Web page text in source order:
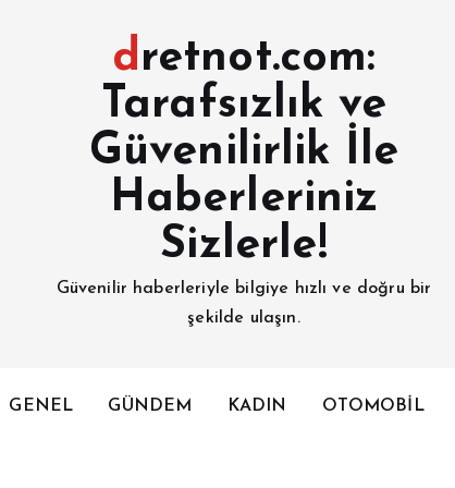
dretnot.com:
Tarafsızlık ve
Güvenilirlik İle
Haberleriniz
Sizlerle!
Güvenilir haberleriyle bilgiye hızlı ve doğru bir
şekilde ulaşın.
GENEL GÜNDEM KADIN OTOMOBİL